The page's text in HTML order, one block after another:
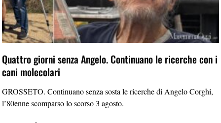
Quattro giorni senza Angelo. Continuano le ricerche con i
cani molecolari
GROSSETO. Continuano senza sosta le ricerche di Angelo Corghi,
l’80enne scomparso lo scorso 3 agosto.